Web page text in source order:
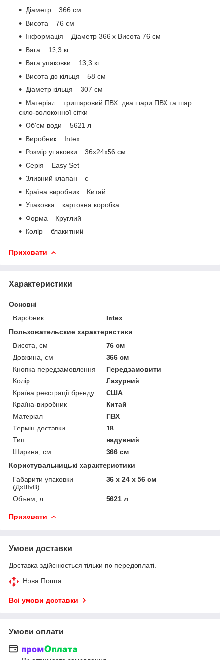
Діаметр 366 см
Висота 76 см
Інформація Діаметр 366 x Висота 76 см
Вага 13,3 кг
Вага упаковки 13,3 кг
Висота до кільця 58 см
Діаметр кільця 307 см
Матеріал тришаровий ПВХ: два шари ПВХ та шар
скло-волоконної сітки
Об'єм води 5621 л
Виробник Intex
Розмір упаковки 36x24x56 см
Серія Easy Set
Зливний клапан є
Країна виробник Китай
Упаковка картонна коробка
Форма Круглий
Колір блакитний
Приховати
Характеристики
Основні
Виробник
Intex
Пользовательские характеристики
Висота, см
76 см
Довжина, см
366 см
Кнопка передзамовлення
Передзамовити
Колір
Лазурний
Країна реєстрації бренду
США
Країна-виробник
Китай
Матеріал
ПВХ
Термін доставки
18
Тип
надувний
Ширина, см
366 см
Користувальницькі характеристики
Габарити упаковки
(ДхШхВ)
36 x 24 x 56 см
Объем, л 5621 л
Приховати
Умови доставки
Доставка здійснюється тільки по передоплаті.
Нова Пошта
Всі умови доставки
Умови оплати